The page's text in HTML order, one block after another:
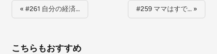
« #261 自分の経済… #259 ママはすで… »
こちらもおすすめ